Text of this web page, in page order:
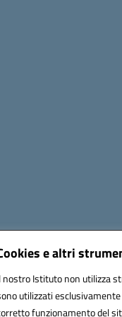
e altri
nostro Istituto non utilizza
utilizzati
funzionamento del